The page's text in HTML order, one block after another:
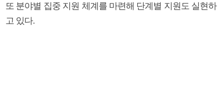
또 분야별 집중 지원 체계를 마련해 단계별 지원도 실현하
고 있다.